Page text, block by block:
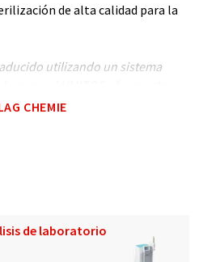
de alta calidad para la
utilizando un sistema
presentar una gama más
CHEMIE
de laboratorio